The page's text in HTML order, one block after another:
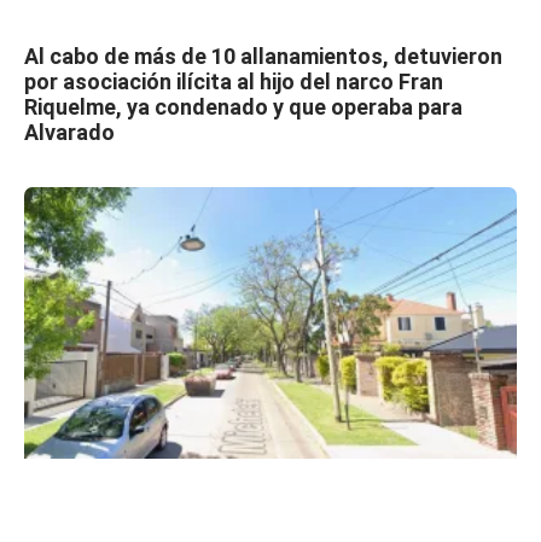
Al cabo de más de 10 allanamientos, detuvieron
por asociación ilícita al hijo del narco Fran
Riquelme, ya condenado y que operaba para
Alvarado